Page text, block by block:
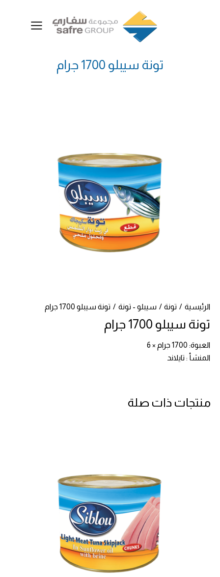
تونة سيبلو 1700 جرام
الرئيسية تونة سيبلو - تونة تونة سيبلو 1700 جرام
تونة سيبلو 1700 جرام
العبوة: 1700 جرام × 6
المنشأ : تايلاند
منتجات ذات صلة